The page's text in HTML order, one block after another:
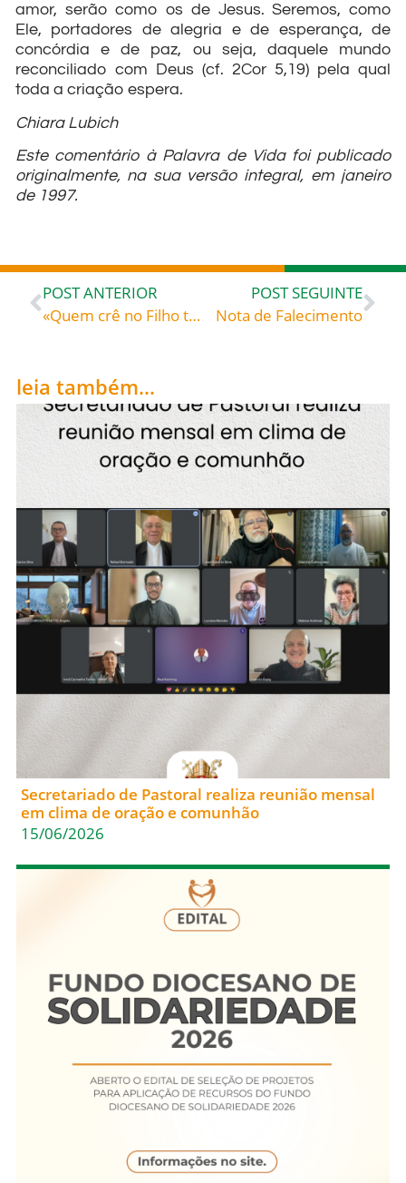
amor, serão como os de Jesus. Seremos, como
Ele, portadores de alegria e de esperança, de
concórdia e de paz, ou seja, daquele mundo
reconciliado com Deus (cf. 2Cor 5,19) pela qual
toda a criação espera.
Chiara Lubich
Este comentário à Palavra de Vida foi publicado
originalmente, na sua versão integral, em janeiro
de 1997.
POST ANTERIOR
«Quem crê no Filho tem a vida eterna, mas quem se nega a crer no Filho não verá a vida» – Santo Ireneu de Lyon (c. 130-c. 208), bispo, teólogo, mártir
POST SEGUINTE
Nota de Falecimento
leia também...
Secretariado de Pastoral realiza reunião mensal
em clima de oração e comunhão
15/06/2026